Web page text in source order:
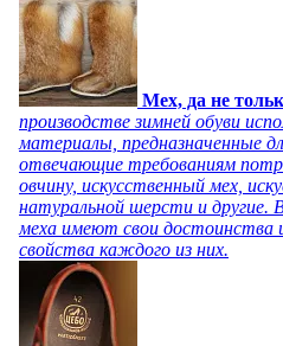
Мех, да не
производстве зимней обуви
материалы, предназначенные
отвечающие требованиям
овчину, искусственный мех,
натуральной шерсти и другие.
меха имеют свои
свойства каждого из них.